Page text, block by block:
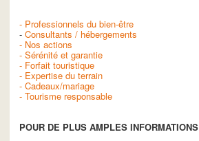
- Professionnels du bien-être
- Consultants / hébergements
- Nos actions
- Sérénité et garantie
- Forfait touristique
- Expertise du terrain
- Cadeaux/mariage
- Tourisme responsable
POUR DE PLUS AMPLES INFORMATIONS